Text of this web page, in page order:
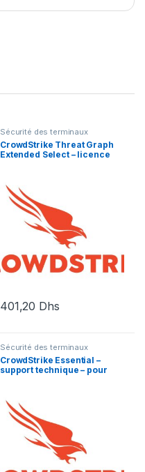
Sécurité des terminaux
CrowdStrike Threat Graph
Extended Select – licence
401,20 Dhs
Sécurité des terminaux
CrowdStrike Essential –
support technique – pour